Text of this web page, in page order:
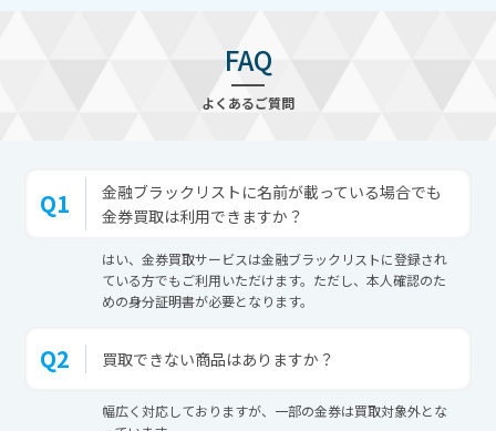
FAQ
よくあるご質問
Q1
金融ブラックリストに名前が載っている場合でも
金券買取は利用できますか？
はい、金券買取サービスは金融ブラックリストに登録され
ている方でもご利用いただけます。ただし、本人確認のた
めの身分証明書が必要となります。
Q2 買取できない商品はありますか？
幅広く対応しておりますが、一部の金券は買取対象外とな